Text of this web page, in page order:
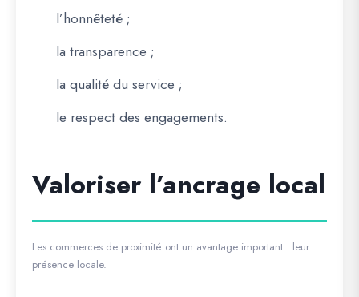
l’honnêteté ;
la transparence ;
la qualité du service ;
le respect des engagements.
Valoriser l’ancrage local
Les commerces de proximité ont un avantage important : leur
présence locale.